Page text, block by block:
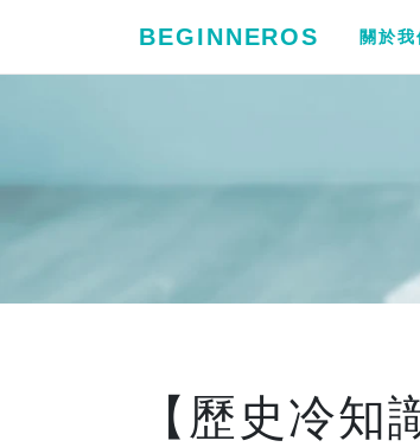
BEGINNEROS 關於我
【歷史冷知